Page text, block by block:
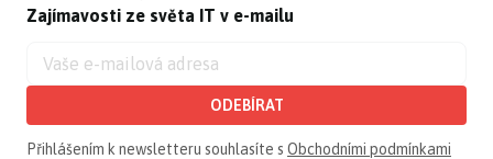
Zajímavosti ze světa IT v e-mailu
ODEBÍRAT
Přihlášením k newsletteru souhlasíte s Obchodními podmínkami